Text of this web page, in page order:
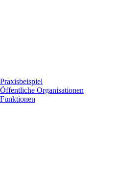
Praxisbeispiel
Öffentliche Organisationen
Funktionen